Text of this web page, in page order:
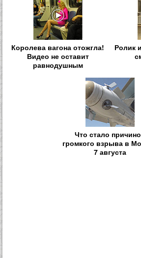
Королева вагона отожгла!
Видео не оставит
равнодушным
Ролик
Что стало
громкого взрыва в
7 августа